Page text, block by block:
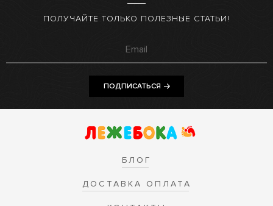
ПОЛУЧАЙТЕ ТОЛЬКО ПОЛЕЗНЫЕ СТАТЬИ!
ПОДПИСАТЬСЯ
БЛОГ
ДОСТАВКА ОПЛАТА